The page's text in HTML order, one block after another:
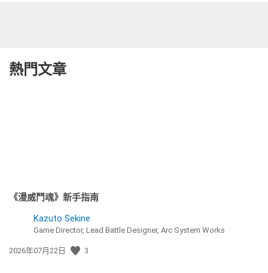
熱門文章
《漫威鬥魂》新手指南
Kazuto Sekine
Game Director, Lead Battle Designer, Arc System Works
發
2026年07月22日 3